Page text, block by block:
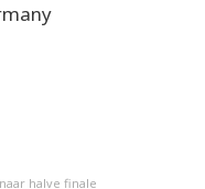
halve finale